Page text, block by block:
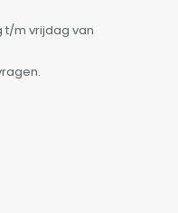
t/m vrijdag van